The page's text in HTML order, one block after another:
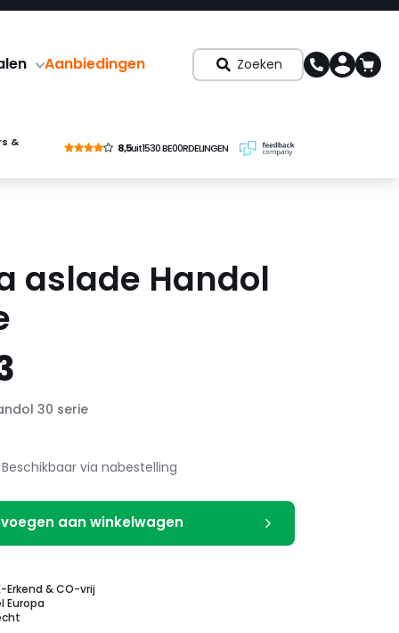
Aanbiedingen Zoeken
&
8,5uit1530 BE00RDELINGEN
aslade Handol
30 serie
Beschikbaar via nabestelling
aan winkelwagen
Erkend & CO-vrij
Europa